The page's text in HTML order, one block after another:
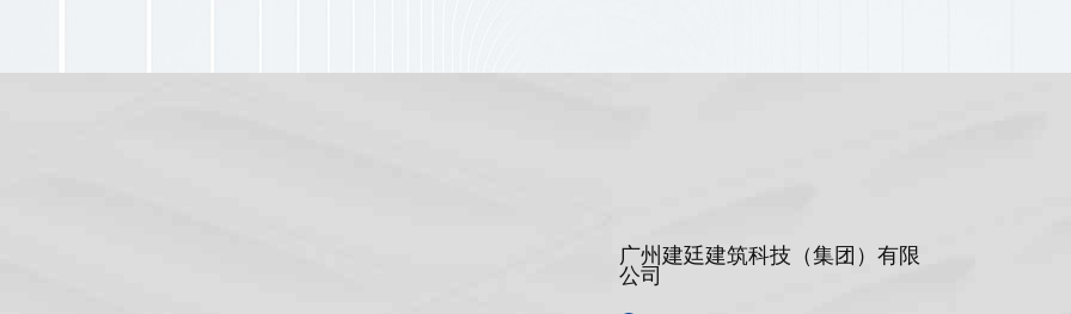
广州建廷建筑科技（集团）有限
公司